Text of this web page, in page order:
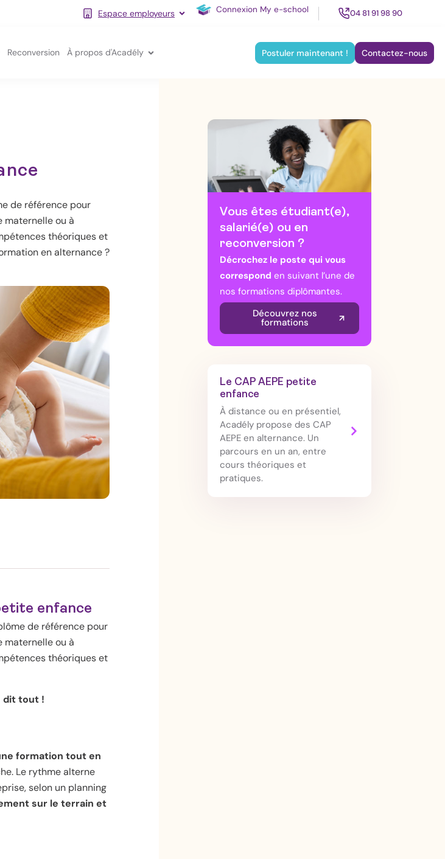
Espace employeurs Ouvrir Espace employeurs
Connexion My e-school 04 81 91 98 90
aide à domicile
VAE
Reconversion À propos d'Acadély Ouvrir À propos d'AcadélyPostuler maintenant ! Contactez-nous
de référence pour
maternelle ou à
théoriques et
en alternance ?
enfance
de référence pour
maternelle ou à
théoriques et
dit tout !
formation tout en
Le rythme alterne
selon un planning
sur le terrain et
Vous êtes étudiant(e),
salarié(e) ou en
reconversion ?
Décrochez le poste qui vous
correspond en suivant l’une de
nos formations diplômantes.
Découvrez nos
formations
Le CAP AEPE petite
enfance
À distance ou en présentiel,
Acadély propose des CAP
AEPE en alternance. Un
parcours en un an, entre
cours théoriques et
pratiques.